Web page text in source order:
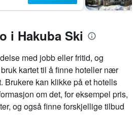
i Hakuba Ski
med jobb eller fritid, og
kartet til å finne hoteller nær
Brukere kan klikke på et hotells
om det, for eksempel pris,
og også finne forskjellige tilbud